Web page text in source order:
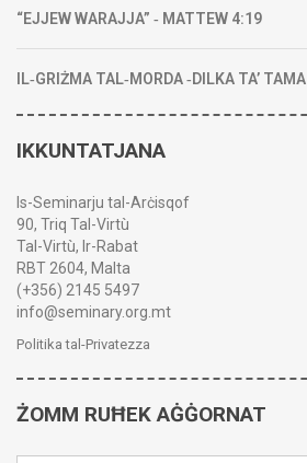
“EJJEW WARAJJA” ‑ MATTEW 4:19
IL‑GRIŻMA TAL‑MORDA ‑DILKA TA’ TAMA
IKKUNTATJANA
Is-Seminarju tal-Arċisqof
90, Triq Tal-Virtù
Tal-Virtù, Ir-Rabat
RBT 2604, Malta
(+356) 2145 5497
info@seminary.org.mt
Politika tal-Privatezza
ŻOMM RUĦEK AĠĠORNAT